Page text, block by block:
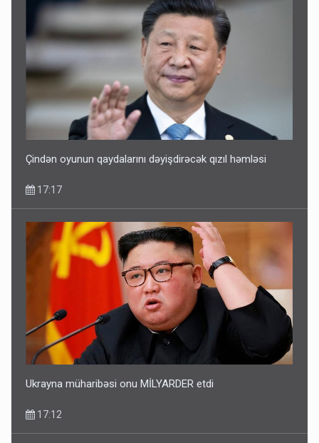
Çindən oyunun qaydalarını dəyişdirəcək qızıl həmləsi
17:17
Ukrayna müharibəsi onu MİLYARDER etdi
17:12